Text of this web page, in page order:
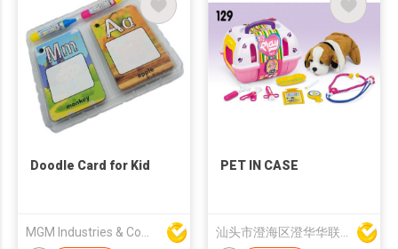
Doodle Card for Kid PET IN CASE